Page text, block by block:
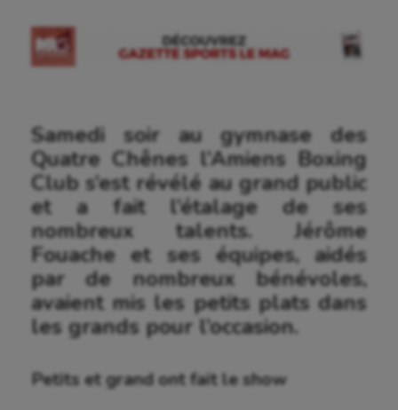
Samedi soir au gymnase des
Quatre Chênes l’Amiens Boxing
Club s’est révélé au grand public
et a fait l’étalage de ses
nombreux talents. Jérôme
Fouache et ses équipes, aidés
par de nombreux bénévoles,
avaient mis les petits plats dans
les grands pour l’occasion.
Petits et grand ont fait le show